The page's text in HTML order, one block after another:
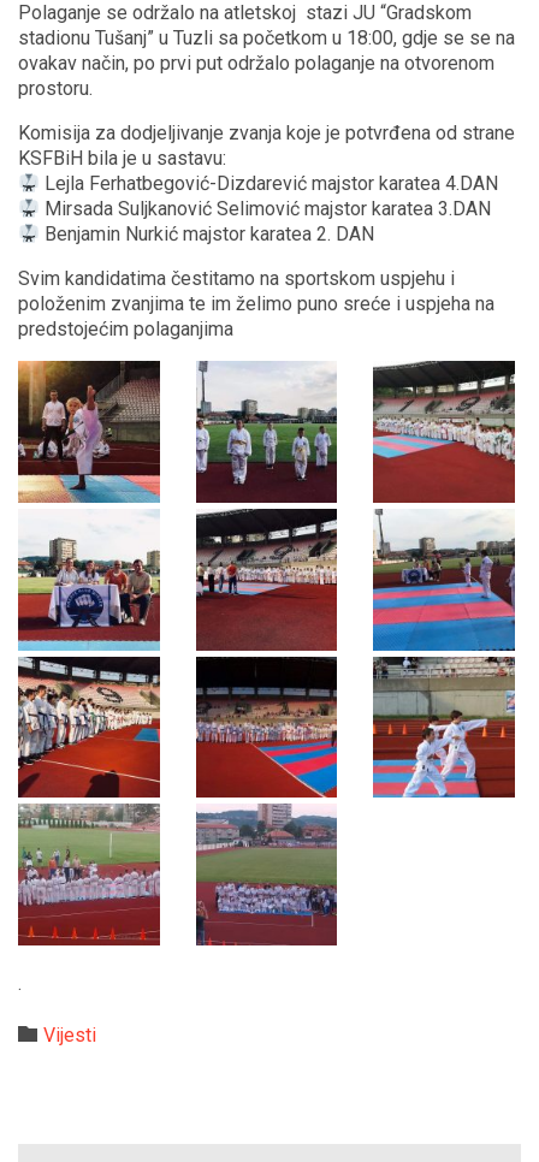
Polaganje se održalo na atletskoj stazi JU “Gradskom
stadionu Tušanj” u Tuzli sa početkom u 18:00, gdje se se na
ovakav način, po prvi put održalo polaganje na otvorenom
prostoru.
Komisija za dodjeljivanje zvanja koje je potvrđena od strane
KSFBiH bila je u sastavu:
Lejla Ferhatbegović-Dizdarević majstor karatea 4.DAN
Mirsada Suljkanović Selimović majstor karatea 3.DAN
Benjamin Nurkić majstor karatea 2. DAN
Svim kandidatima čestitamo na sportskom uspjehu i
položenim zvanjima te im želimo puno sreće i uspjeha na
predstojećim polaganjima
.
 Category
Vijesti